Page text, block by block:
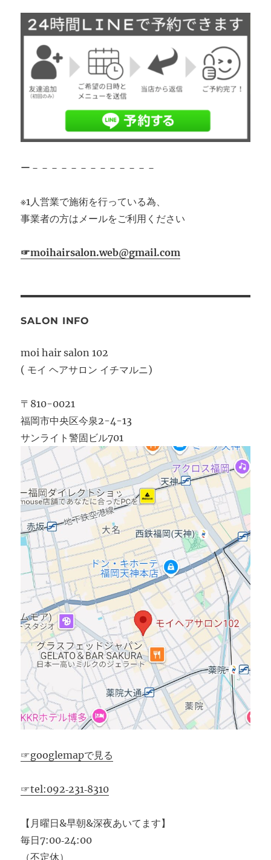
ー－－－－－－－－－－－－－
※1人営業で施術を行っている為、
事業者の方はメールをご利用ください
☞moihairsalon.web@gmail.com
SALON INFO
moi hair salon 102
( モイ ヘアサロン イチマルニ)
〒810-0021
福岡市中央区今泉2-4-13
サンライト警固ビル701
☞googlemapで見る
☞tel:092‐231‐8310
【月曜日&早朝&深夜あいてます】
毎日7:00‐24:00
（不定休）